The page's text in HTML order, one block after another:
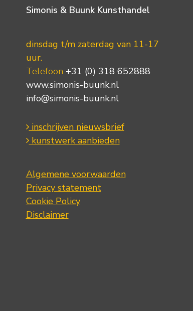
Simonis & Buunk Kunsthandel
dinsdag t/m zaterdag van 11-17
uur.
Telefoon +31 (0) 318 652888
www.simonis-buunk.nl
info@simonis-buunk.nl
inschrijven nieuwsbrief
kunstwerk aanbieden
Algemene voorwaarden
Privacy statement
Cookie Policy
Disclaimer